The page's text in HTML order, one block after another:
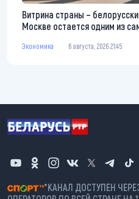
Витрина страны –
Москве остается одним из
Экономика 6 августа, 2026 21:45
*КАНАЛ ДОСТУПЕН